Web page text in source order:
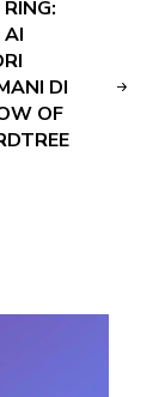
AI
DI
OF